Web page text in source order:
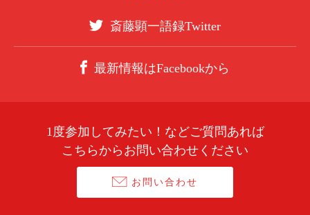
斎藤顕一語録Twitter
最新情報はFacebookから
1度参加してみたい！などご質問あれば
こちらからお問い合わせください
お問い合わせ